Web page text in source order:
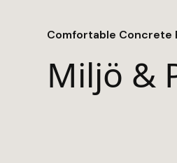
Comfortable Concrete
Miljö &